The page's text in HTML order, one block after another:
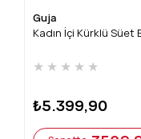
Guja
Kadın İçi Kürklü Süet
★ ★ ★ ★ ★
₺5.399,90